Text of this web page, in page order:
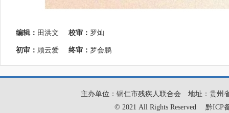
编辑： 田洪文 校审： 罗灿
初审： 顾云爱 终审： 罗会鹏
主办单位：铜仁市残疾人联合会
地址：贵州
© 2021 All Rights Reserved
黔ICP